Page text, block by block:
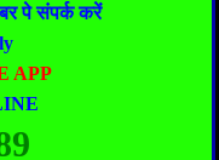
पे संपर्क करें
APP